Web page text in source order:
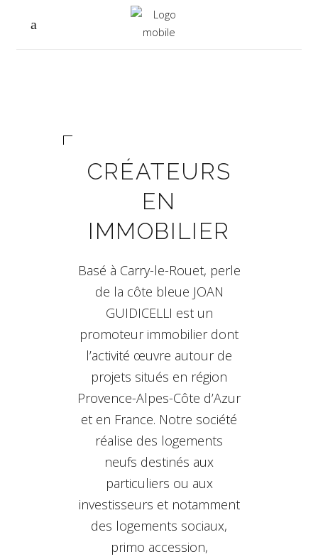
CRÉATEURS
EN
IMMOBILIER
Basé à Carry-le-Rouet, perle
de la côte bleue JOAN
GUIDICELLI est un
promoteur immobilier dont
l’activité œuvre autour de
projets situés en région
Provence-Alpes-Côte d’Azur
et en France. Notre société
réalise des logements
neufs destinés aux
particuliers ou aux
investisseurs et notamment
des logements sociaux,
primo accession,